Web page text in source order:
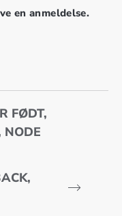
en anmeldelse.
FØDT,
NODE